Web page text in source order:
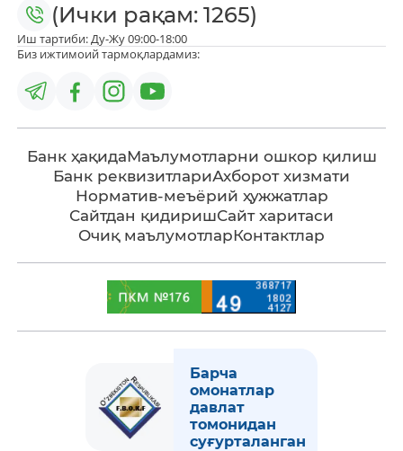
(Ички рақам: 1265)
Иш тартиби: Ду-Жу 09:00-18:00
Биз ижтимоий тармоқлардамиз:
Банк ҳақидаМаълумотларни ошкор қилиш
Банк реквизитлариАхборот хизмати
Норматив-меъёрий ҳужжатлар
Сайтдан қидиришСайт харитаси
Очиқ маълумотларКонтактлар
Барча
омонатлар
давлат
томонидан
суғурталанган